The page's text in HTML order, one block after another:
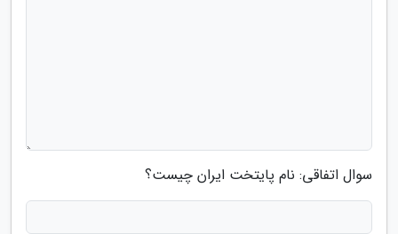
سوال اتفاقی: نام پایتخت ایران چیست؟